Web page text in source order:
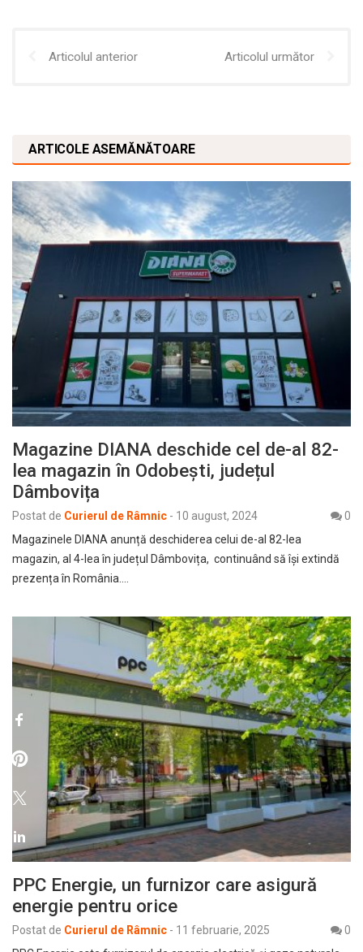
Articolul anterior Articolul următor
ARTICOLE ASEMĂNĂTOARE
Magazine DIANA deschide cel de-al 82-
lea magazin în Odobești, județul
Dâmbovița
Postat de Curierul de Râmnic - 10 august, 2024
0
Magazinele DIANA anunță deschiderea celui de-al 82-lea
magazin, al 4-lea în județul Dâmbovița, continuând să își extindă
prezența în România.…
PPC Energie, un furnizor care asigură
energie pentru orice
Postat de Curierul de Râmnic - 11 februarie, 2025
0